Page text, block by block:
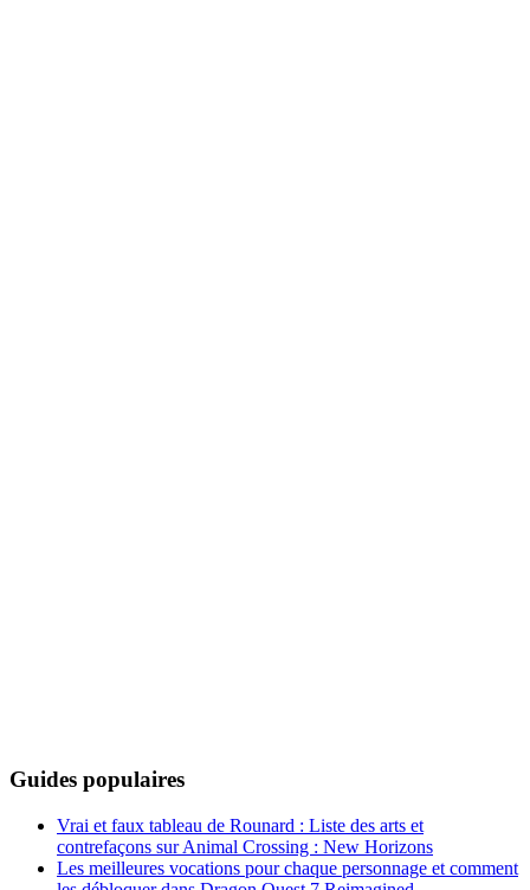
Guides populaires
Vrai et faux tableau de Rounard : Liste des arts et
contrefaçons sur Animal Crossing : New Horizons
Les meilleures vocations pour chaque personnage et comment